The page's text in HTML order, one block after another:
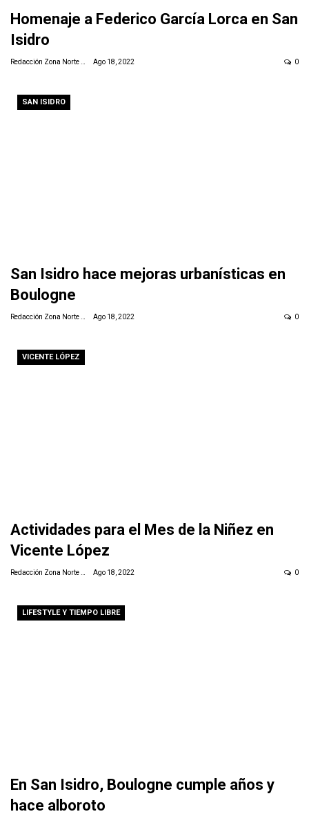
Homenaje a Federico García Lorca en San
Isidro
Ago 18, 2022 0
SAN ISIDRO
San Isidro hace mejoras urbanísticas en
Boulogne
Redacción Zona Norte Daily Ago 18, 2022 0
VICENTE LÓPEZ
Actividades para el Mes de la Niñez en
Vicente López
Ago 18, 2022 0
LIFESTYLE Y TIEMPO LIBRE
En San Isidro, Boulogne cumple años y
hace alboroto